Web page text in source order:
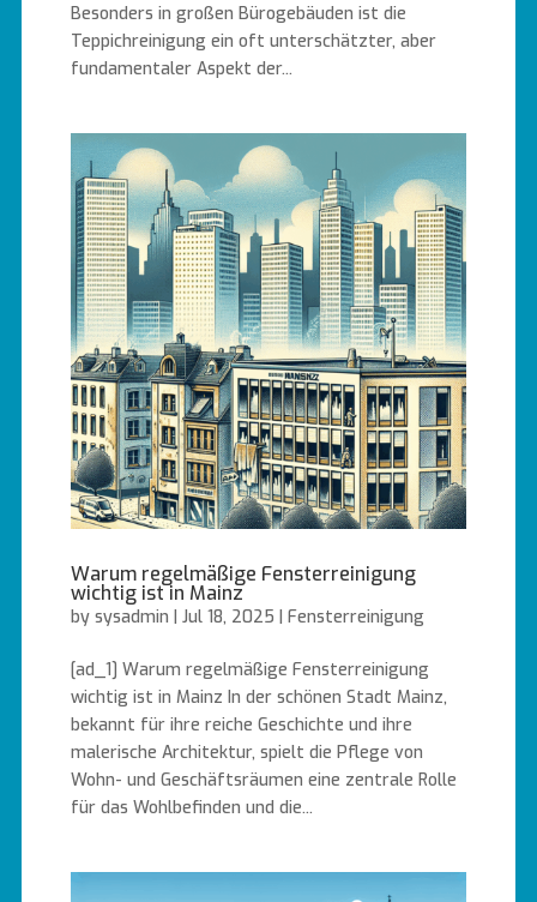
Besonders in großen Bürogebäuden ist die
Teppichreinigung ein oft unterschätzter, aber
fundamentaler Aspekt der...
Warum regelmäßige Fensterreinigung
wichtig ist in Mainz
bysysadmin |Jul 18, 2025 |Fensterreinigung
[ad_1] Warum regelmäßige Fensterreinigung
wichtig ist in Mainz In der schönen Stadt Mainz,
bekannt für ihre reiche Geschichte und ihre
malerische Architektur, spielt die Pflege von
Wohn- und Geschäftsräumen eine zentrale Rolle
für das Wohlbefinden und die...